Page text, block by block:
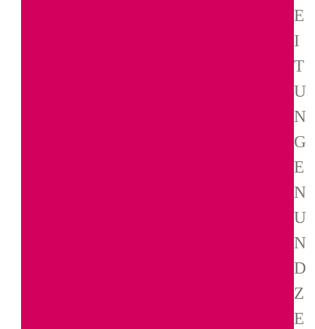
E
I
T
U
N
G
E
N
U
N
D
Z
E